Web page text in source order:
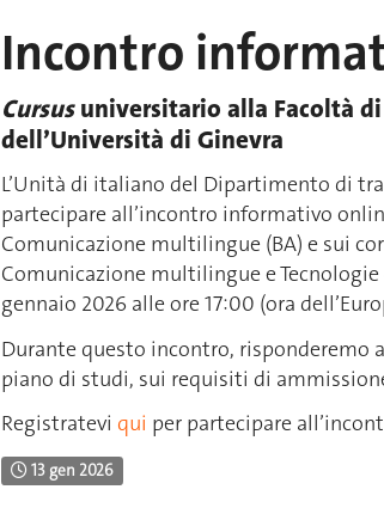
Incontro
Cursusuniversitario alla Facoltà
dell’Università di Ginevra
L’Unità di italiano del Dipartimento di
partecipare all’incontro informativo
Comunicazione multilingue (BA) e sui
Comunicazione multilingue e
gennaio 2026 alle ore 17:00 (ora
Durante questo incontro, risponderemo
piano di studi, sui requisiti di
Registratevi qui per partecipare
13 gen 2026